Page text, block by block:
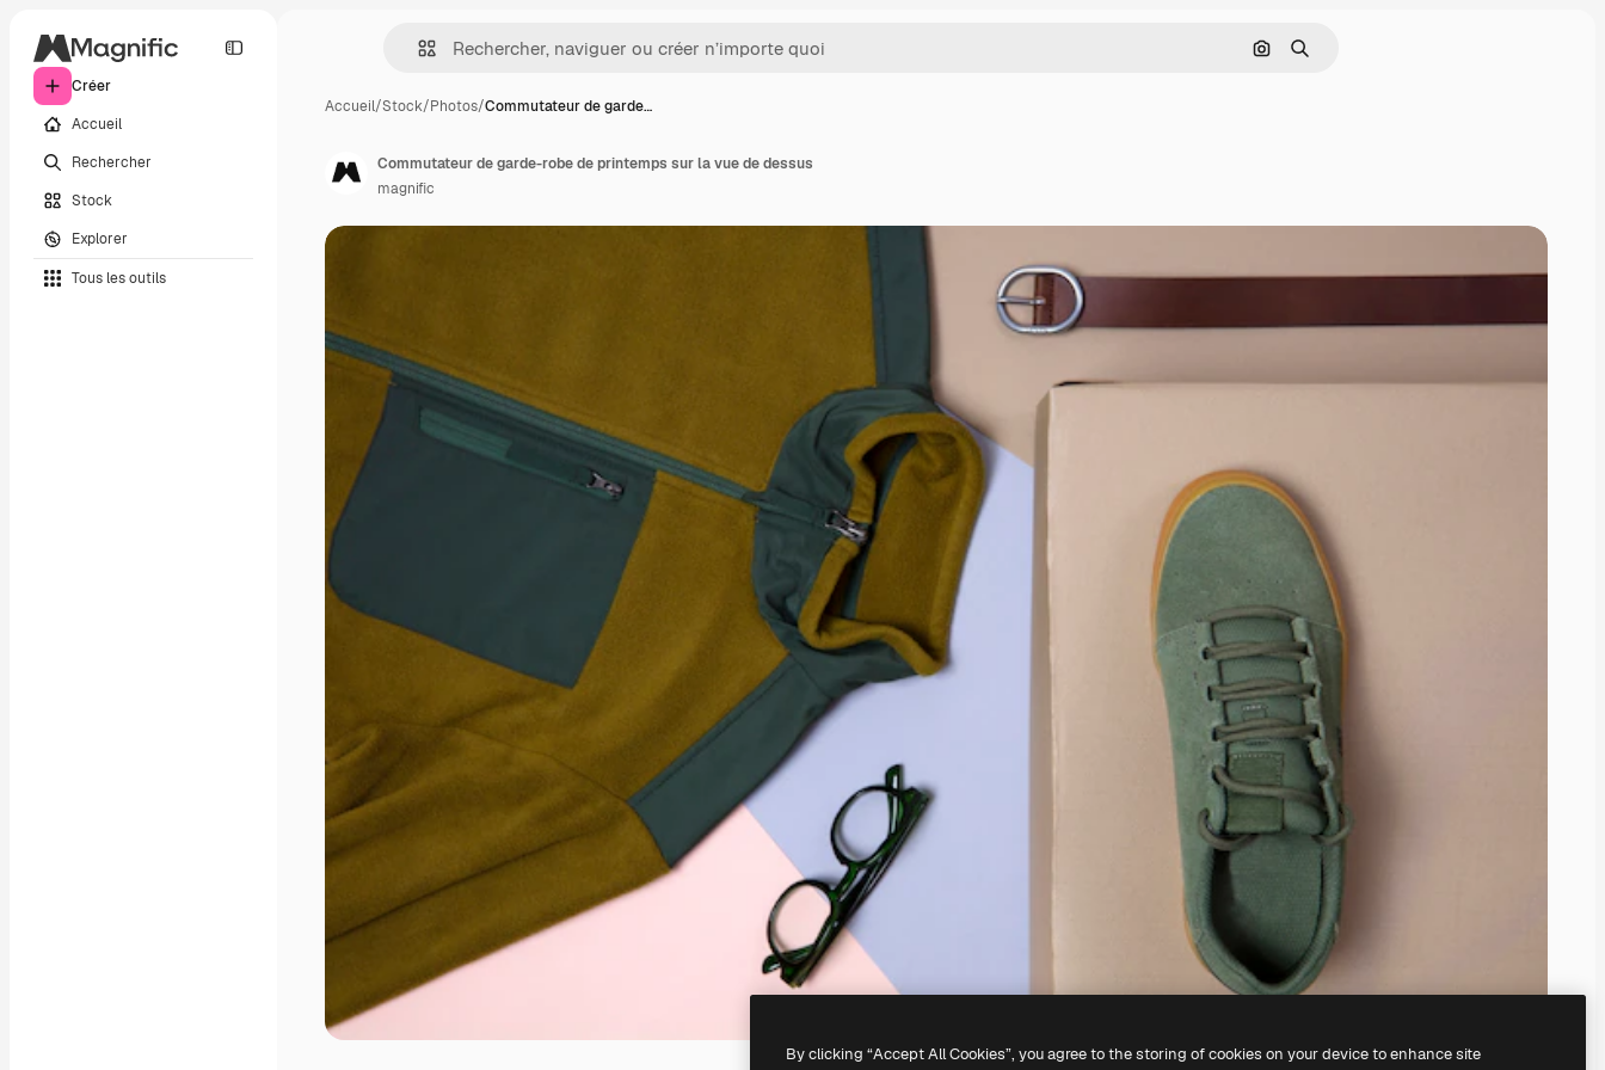
Créer
Accueil
Rechercher
Stock
Explorer
Tous les outils
Rechercher par image
Rechercher
Accueil/Stock/Photos/Commutateur de garde…
Commutateur de garde-robe de printemps sur la vue de dessus
magnific
By clicking “Accept All Cookies”, you agree to the storing of cookies on your device to enhance site